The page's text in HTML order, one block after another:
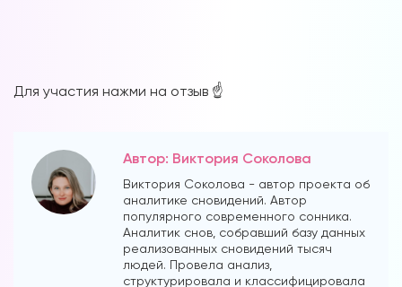
Для участия нажми на отзыв ☝️
Автор: Виктория Соколова
Виктория Соколова - автор проекта об
аналитике сновидений. Автор
популярного современного сонника.
Аналитик снов, собравший базу данных
реализованных сновидений тысяч
людей. Провела анализ,
структурировала и классифицировала